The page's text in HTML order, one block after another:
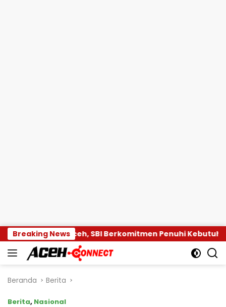
Langsung
ke
konten
Breaking News
Aceh, SBI Berkomitmen Penuhi Kebutuhan Semen di
Beranda Berita
Berita, Nasional